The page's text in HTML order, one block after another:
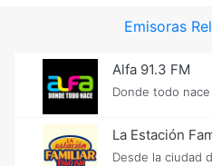
Emisoras
Alfa 91.3 FM
Donde todo nace
La Estación
Desde la ciudad